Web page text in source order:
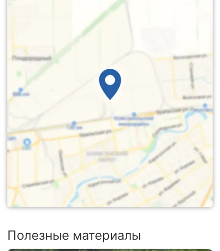
Полезные материалы